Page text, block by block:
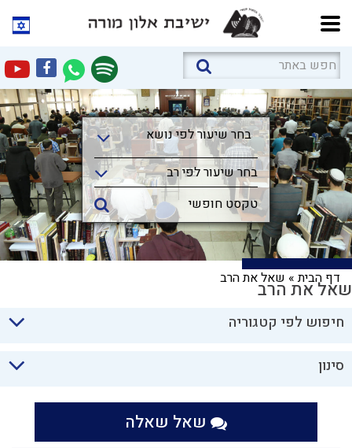
בחר שיעור לפי נושא
בחר שיעור לפי נושא
בחר שיעור לפי רב
דף הבית» שאל את הרבשאל את הרב
חיפוש לפי קטגוריה
סינון
שאל שאלה